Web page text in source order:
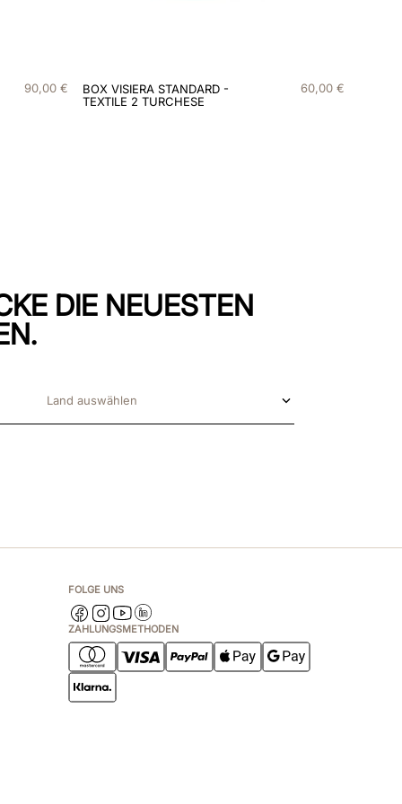
90,00 €
BOX VISIERA STANDARD -
TEXTILE 2 TURCHESE
60,00 €
DIE NEUESTEN
Land auswählen
FOLGE UNS
ZAHLUNGSMETHODEN